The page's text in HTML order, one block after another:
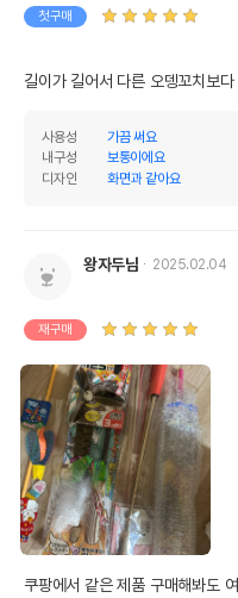
첫구매
길이가 길어서 다른 오뎅꼬치보
사용성
가끔 써요
내구성
보통이에요
디자인
화면과 같아요
왕자두님 2025.02.04
재구매
쿠팡에서 같은 제품 구매해봐도